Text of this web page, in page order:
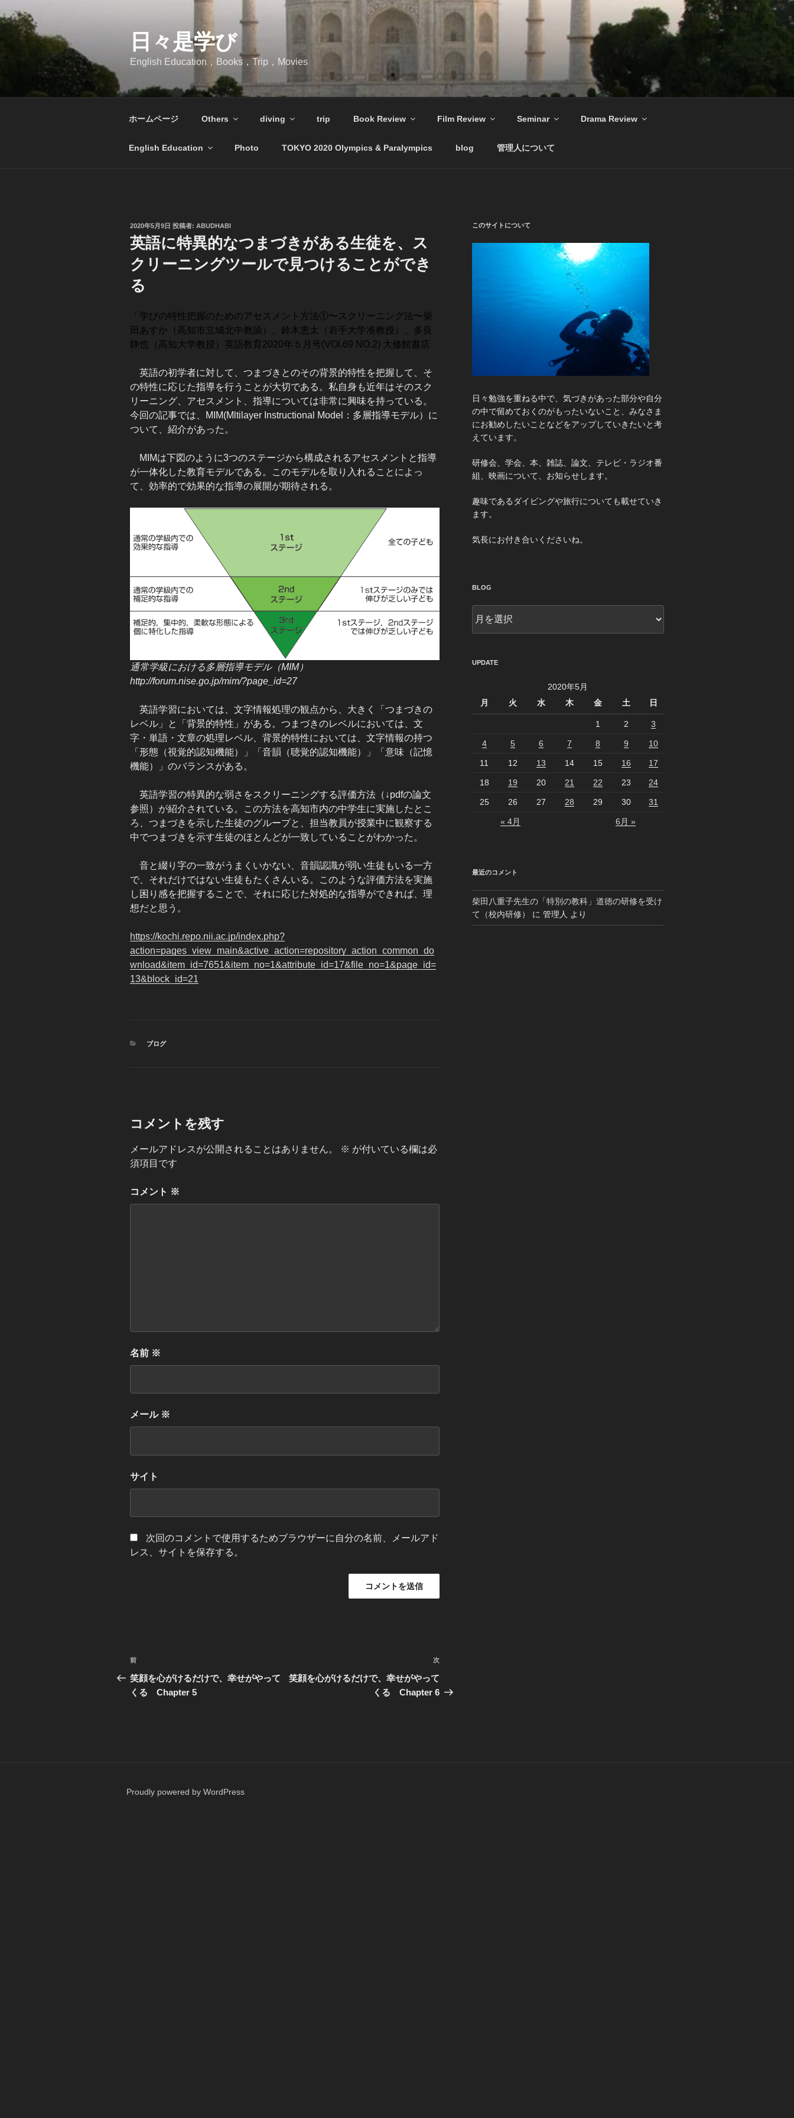
ン
日々是学び
English Education，Books，Trip，Movies
ホームページ Others diving trip Book Review Film Review Seminar Drama Review
English Education Photo TOKYO 2020 Olympics & Paralympics blog 管理人について
投
稿
日:
2020年5月9日 投稿者: ABUDHABI
英語に特異的なつまづきがある生徒を、ス
クリーニングツールで見つけることができ
る
「学びの特性把握のためのアセスメント方法①〜スクリーニング法〜柴
田あすか（高知市立城北中教諭）、鈴木恵太（岩手大学准教授）、多良
静也（高知大学教授）英語教育2020年５月号(VOl.69 NO.2) 大修館書店
英語の初学者に対して、つまづきとのその背景的特性を把握して、そ
の特性に応じた指導を行うことが大切である。私自身も近年はそのスク
リーニング、アセスメント、指導については非常に興味を持っている。
今回の記事では、MIM(Mltilayer Instructional Model：多層指導モデル）に
ついて、紹介があった。
MIMは下図のように3つのステージから構成されるアセスメントと指導
が一体化した教育モデルである。このモデルを取り入れることによっ
て、効率的で効果的な指導の展開が期待される。
通常学級における多層指導モデル（MIM）
http://forum.nise.go.jp/mim/?page_id=27
英語学習においては、文字情報処理の観点から、大きく「つまづきの
レベル」と「背景的特性」がある。つまづきのレベルにおいては、文
字・単語・文章の処理レベル、背景的特性においては、文字情報の持つ
「形態（視覚的認知機能）」「音韻（聴覚的認知機能）」「意味（記憶
機能）」のバランスがある。
英語学習の特異的な弱さをスクリーニングする評価方法（↓pdfの論文
参照）が紹介されている。この方法を高知市内の中学生に実施したとこ
ろ、つまづきを示した生徒のグループと、担当教員が授業中に観察する
中でつまづきを示す生徒のほとんどが一致していることがわかった。
音と綴り字の一致がうまくいかない、音韻認識が弱い生徒もいる一方
で、それだけではない生徒もたくさんいる。このような評価方法を実施
し困り感を把握することで、それに応じた対処的な指導ができれば、理
想だと思う。
https://kochi.repo.nii.ac.jp/index.php?
action=pages_view_main&active_action=repository_action_common_do
wnload&item_id=7651&item_no=1&attribute_id=17&file_no=1&page_id=
13&block_id=21
カ
ブログ
コメントを残す
メールアドレスが公開されることはありません。 ※ が付いている欄は必
須項目です
コメント ※
名前 ※
メール ※
サイト
次回のコメントで使用するためブラウザーに自分の名前、メールアド
レス、サイトを保存する。
投
稿
ナ
前
の
投
前
笑顔を心がけるだけで、幸せがやって
くる Chapter 5
次
投
次
笑顔を心がけるだけで、幸せがやって
くる Chapter 6
このサイトについて
日々勉強を重ねる中で、気づきがあった部分や自分
の中で留めておくのがもったいないこと、みなさま
にお勧めしたいことなどをアップしていきたいと考
えています。
研修会、学会、本、雑誌、論文、テレビ・ラジオ番
組、映画について、お知らせします。
趣味であるダイビングや旅行についても載せていき
ます。
気長にお付き合いくださいね。
BLOG
UPDATE
2020年5月
月
火 水 木 金 土 日
1 2 3
4 5 6 7 8 9 10
11 12 13 14 15 16 17
18 19 20 21 22 23 24
25 26 27 28 29 30 31
« 4月 6月 »
最近のコメント
柴田八重子先生の「特別の教科」道徳の研修を受け
て（校内研修）
に 管理人 より
Proudly powered by WordPress